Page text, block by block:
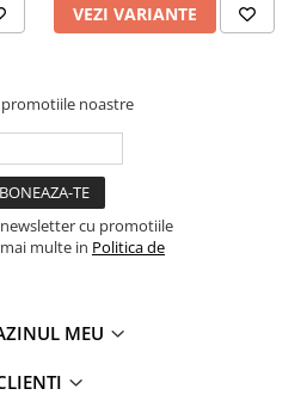
VEZI VARIANTE
noastre
cu promotiile
multe in Politica de
MEU